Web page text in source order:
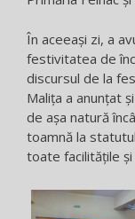
În aceeași zi, a
festivitatea de
discursul de la
Malița a anunțat
de așa natură
toamnă la
toate facilitățile